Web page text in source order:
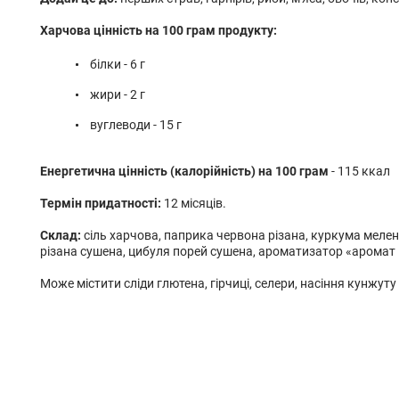
Харчова цінність на 100 грам продукту:
білки - 6 г
жири - 2 г
вуглеводи - 15 г
Енергетична цінність (калорійність) на 100 грам - 115 ккал
Термін придатності: 12 місяців.
Склад: сіль харчова, паприка червона різана, куркума
різана сушена, цибуля порей сушена, ароматизатор
Може містити сліди глютена, гірчиці, селери, насіння кунжуту